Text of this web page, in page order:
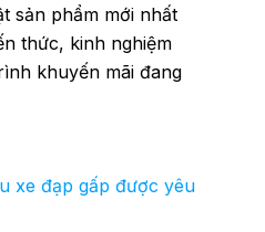
sản phẩm mới nhất
thức, kinh nghiệm
khuyến mãi đang
xe đạp gấp được yêu